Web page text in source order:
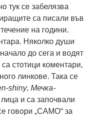
тук се забелязва
са писали във
на години.
Няколко души
до сега и водят
стотици коментари,
линкове. Така се
shiny, Мечка-
и са започвали
говори „САМО“ за